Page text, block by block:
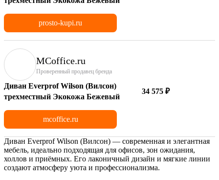
prosto-kupi.ru
MCoffice.ru
Проверенный продавец бренда
Диван Everprof Wilson (Вилсон)
трехместный Экокожа Бежевый
34 575 ₽
mcoffice.ru
Диван Everprof Wilson (Вилсон) — современная и элегантная
мебель, идеально подходящая для офисов, зон ожидания,
холлов и приёмных. Его лаконичный дизайн и мягкие линии
создают атмосферу уюта и профессионализма.